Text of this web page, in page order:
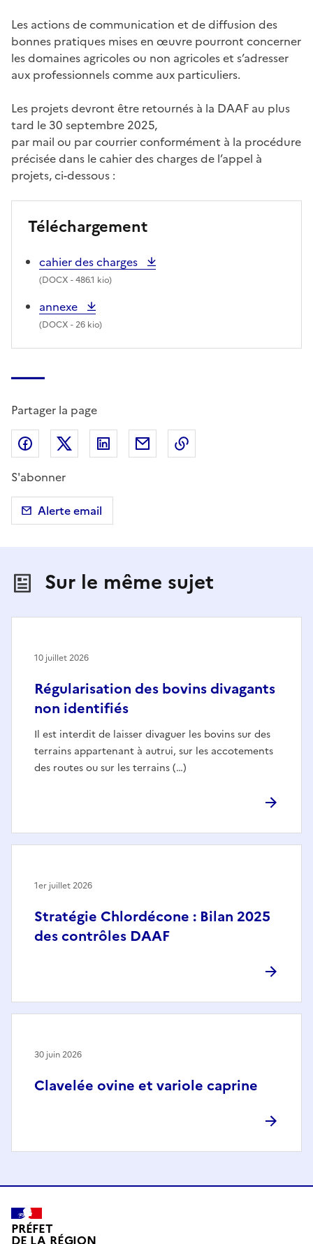
Les actions de communication et de diffusion des
bonnes pratiques mises en œuvre pourront concerner
les domaines agricoles ou non agricoles et s’adresser
aux professionnels comme aux particuliers.
Les projets devront être retournés à la DAAF au plus
tard le 30 septembre 2025,
par mail ou par courrier conformément à la procédure
précisée dans le cahier des charges de l’appel à
projets, ci-dessous :
Téléchargement
cahier des charges
(DOCX - 486.1 kio)
annexe
(DOCX - 26 kio)
Partager la page
Partager sur Facebook
Partager sur X (anciennement Twitter)
Partager sur LinkedIn
Partager par email
S'abonner
Alerte email
Sur le même sujet
Régularisation des bovins divagants
non identifiés
Il est interdit de laisser divaguer les bovins sur des
terrains appartenant à autrui, sur les accotements
des routes ou sur les terrains (…)
10 juillet 2026
Stratégie Chlordécone : Bilan 2025
des contrôles DAAF
1er juillet 2026
Clavelée ovine et variole caprine
30 juin 2026
PRÉFET